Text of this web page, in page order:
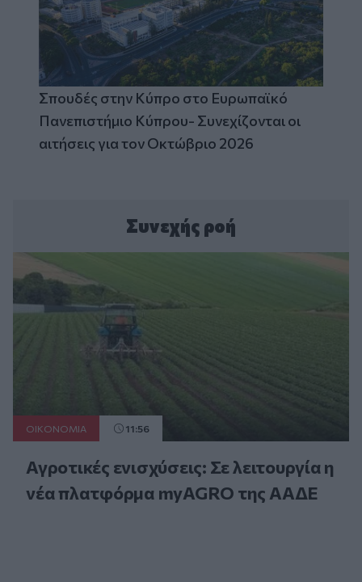
Σπουδές στην Κύπρο στο Ευρωπαϊκό
Πανεπιστήμιο Κύπρου- Συνεχίζονται οι
αιτήσεις για τον Οκτώβριο 2026
Συνεχής ροή
ΟΙΚΟΝΟΜΙΑ 11:56
Αγροτικές ενισχύσεις: Σε λειτουργία η
νέα πλατφόρμα myAGRO της ΑΑΔΕ